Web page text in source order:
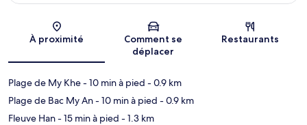
À proximité
Comment se
déplacer
Restaurants
Plage de My Khe- 10 min à pied - 0.9 km
Plage de Bac My An- 10 min à pied - 0.9 km
Fleuve Han- 15 min à pied - 1.3 km